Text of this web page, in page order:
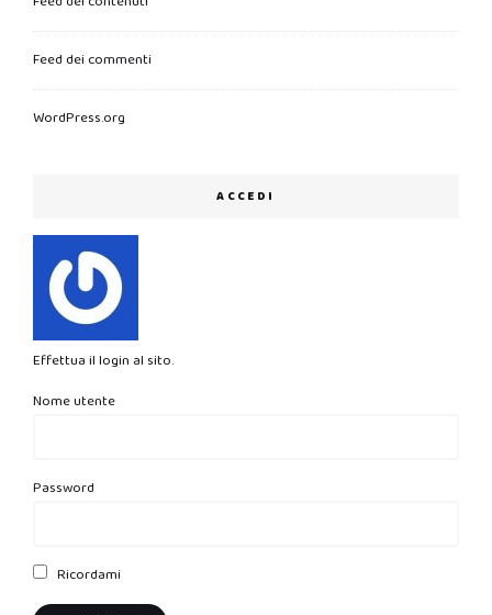
Feed dei commenti
WordPress.org
ACCEDI
Effettua il login al sito.
Nome utente
Password
Ricordami